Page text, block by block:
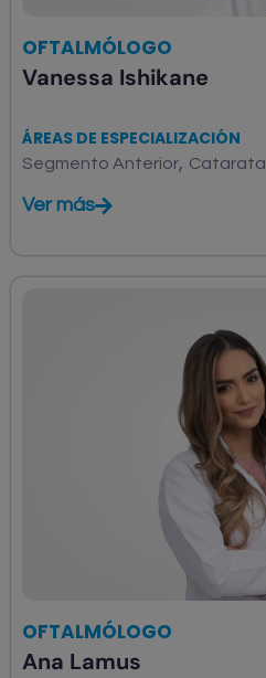
OFTALMÓLOGO
Vanessa Ishikane
ÁREAS DE ESPECIALIZACIÓN
Segmento Anterior, Catarata
Ver más
OFTALMÓLOGO
Ana Lamus